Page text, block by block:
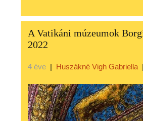
A Vatikáni múzeumok
2022
4 éve | Huszákné Vigh Gabriella